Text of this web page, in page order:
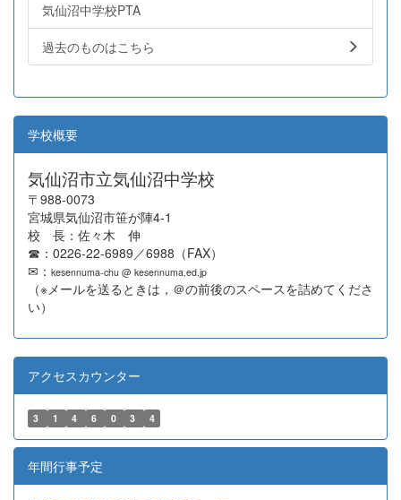
気仙沼中学校PTA
過去のものはこちら
学校概要
気仙沼市立気仙沼中学校
〒988-0073
宮城県気仙沼市笹が陣4-1
校 長：佐々木 伸
☎：0226-22-6989／6988（FAX）
✉： kesennuma-chu @ kesennuma.ed.jp
（※メールを送るときは，＠の前後のスペースを詰めてくださ
い）
アクセスカウンター
3 1 4 6 0 3 4
年間行事予定